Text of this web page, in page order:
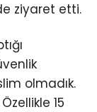
ziyaret etti.
olmadık.
15